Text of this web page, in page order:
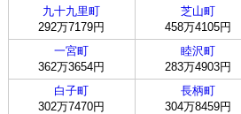
九十九里町
292万7179円
芝山町
458万4105円
一宮町
362万3654円
睦沢町
283万4903円
白子町
302万7470円
長柄町
304万8459円